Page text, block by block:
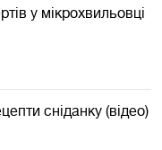
у мікрохвильовці
сніданку (відео)